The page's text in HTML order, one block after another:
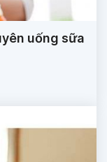
uống sữa